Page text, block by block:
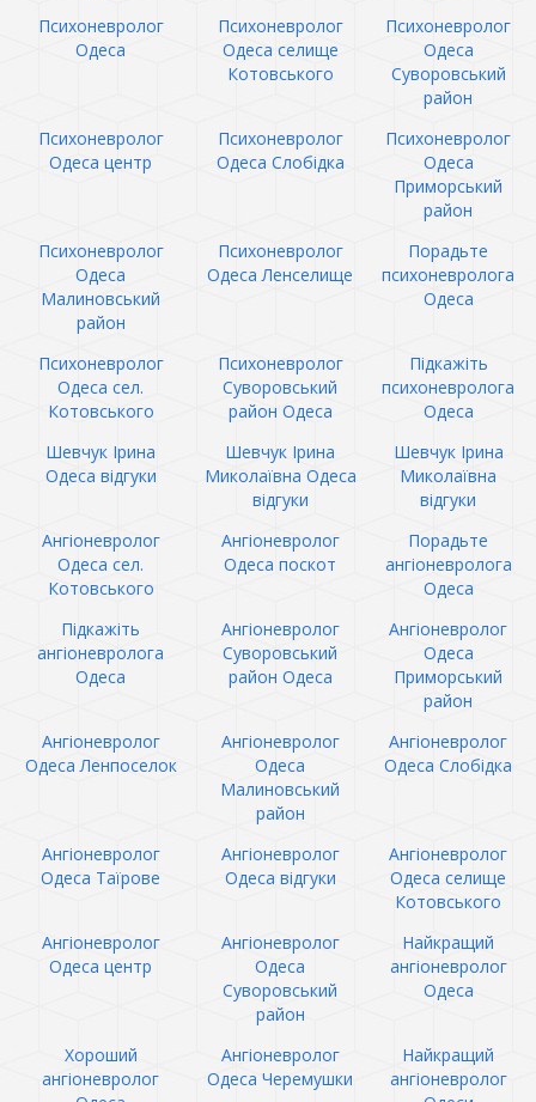
Психоневролог
Одеса
Психоневролог
Одеса селище
Котовського
Психоневролог
Одеса
Суворовський
район
Психоневролог
Одеса центр
Психоневролог
Одеса Слобідка
Психоневролог
Одеса
Приморський
район
Психоневролог
Одеса
Малиновський
район
Психоневролог
Одеса Ленселище
Порадьте
психоневролога
Одеса
Психоневролог
Одеса сел.
Котовського
Психоневролог
Суворовський
район Одеса
Підкажіть
психоневролога
Одеса
Шевчук Ірина
Одеса відгуки
Шевчук Ірина
Миколаївна Одеса
відгуки
Шевчук Ірина
Миколаївна
відгуки
Ангіоневролог
Одеса сел.
Котовського
Ангіоневролог
Одеса поскот
Порадьте
ангіоневролога
Одеса
Підкажіть
ангіоневролога
Одеса
Ангіоневролог
Суворовський
район Одеса
Ангіоневролог
Одеса
Приморський
район
Ангіоневролог
Одеса Ленпоселок
Ангіоневролог
Одеса
Малиновський
район
Ангіоневролог
Одеса Слобідка
Ангіоневролог
Одеса Таїрове
Ангіоневролог
Одеса відгуки
Ангіоневролог
Одеса селище
Котовського
Ангіоневролог
Одеса центр
Ангіоневролог
Одеса
Суворовський
район
Найкращий
ангіоневролог
Одеса
Хороший
ангіоневролог
Ангіоневролог
Одеса Черемушки
Найкращий
ангіоневролог